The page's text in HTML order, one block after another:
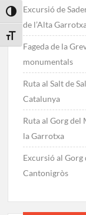
Toggle High Contrast
Toggle Font size
Excursió de
de l’Alta
Fageda de la
monumentals
Ruta al Salt de
Catalunya
Ruta al Gorg del
la Garrotxa
Excursió al Gorg
Cantonigròs